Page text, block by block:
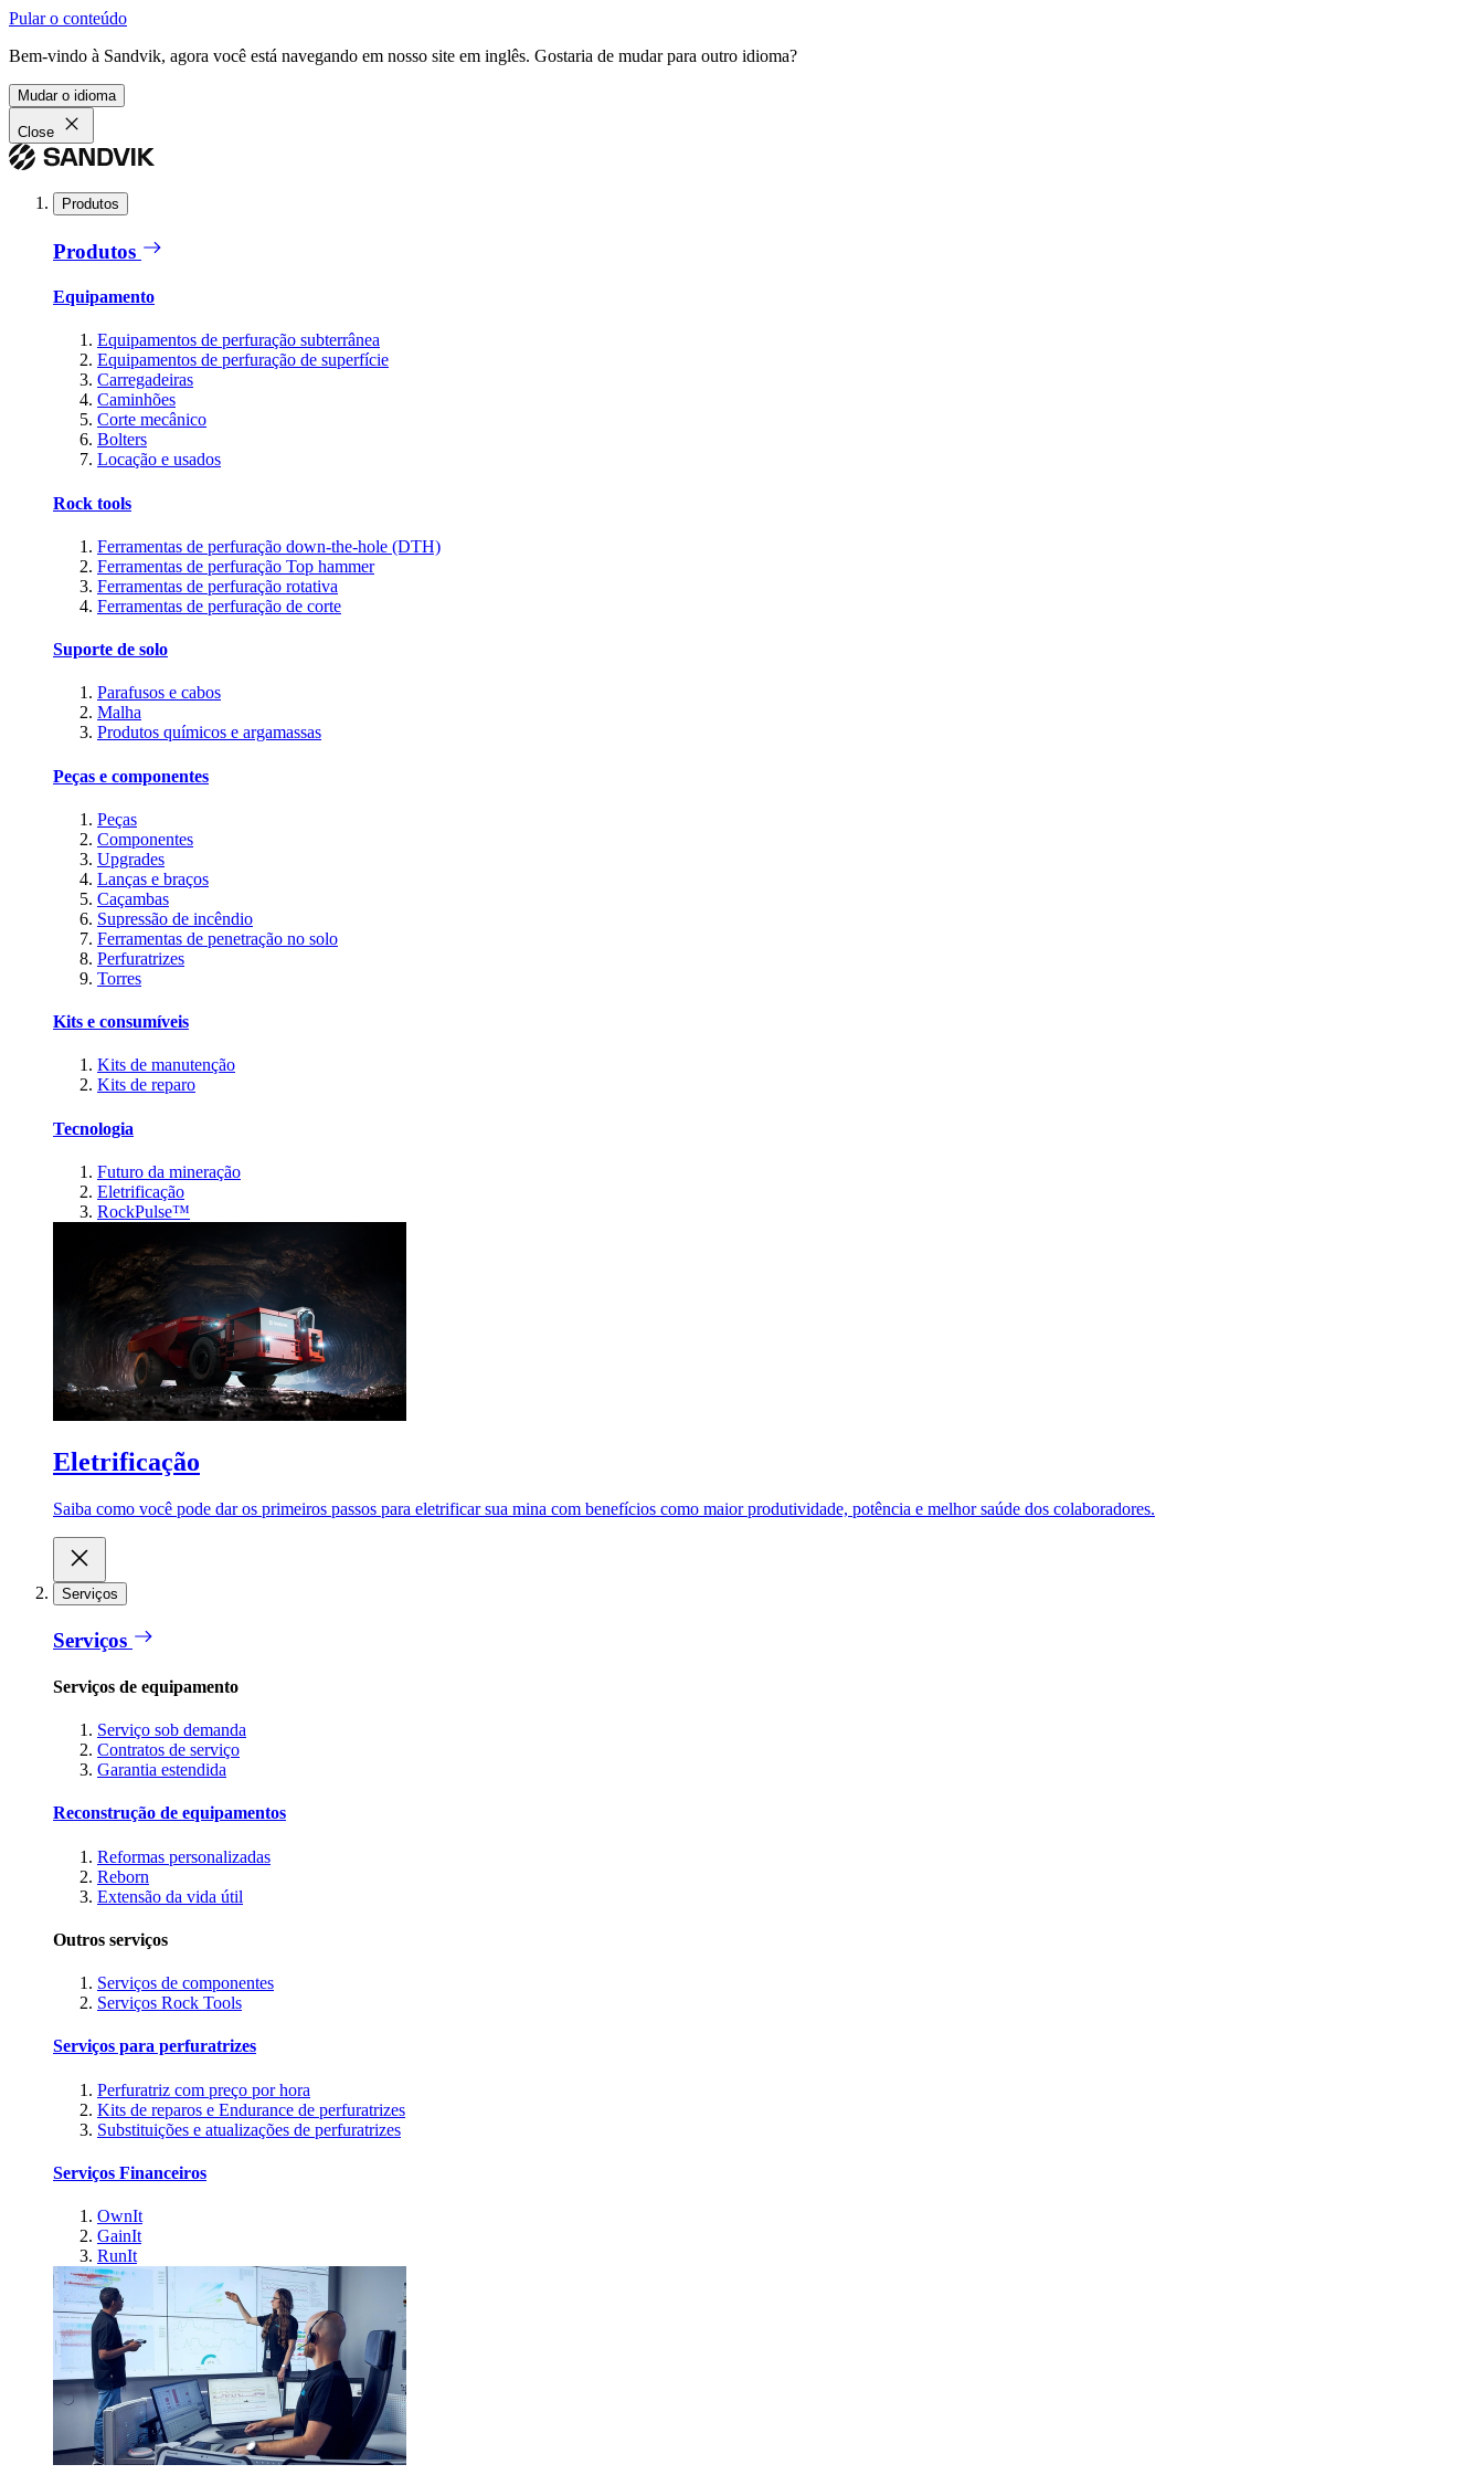
Pular o conteúdo
Bem-vindo à Sandvik, agora você está navegando em nosso site em inglês. Gostaria de mudar para outro idioma?
Mudar o idioma
Close
Produtos
Produtos
Equipamento
Equipamentos de perfuração subterrânea
Equipamentos de perfuração de superfície
Carregadeiras
Caminhões
Corte mecânico
Bolters
Locação e usados
Rock tools
Ferramentas de perfuração down-the-hole (DTH)
Ferramentas de perfuração Top hammer
Ferramentas de perfuração rotativa
Ferramentas de perfuração de corte
Suporte de solo
Parafusos e cabos
Malha
Produtos químicos e argamassas
Peças e componentes
Peças
Componentes
Upgrades
Lanças e braços
Caçambas
Supressão de incêndio
Ferramentas de penetração no solo
Perfuratrizes
Torres
Kits e consumíveis
Kits de manutenção
Kits de reparo
Tecnologia
Futuro da mineração
Eletrificação
RockPulse™
Eletrificação
Saiba como você pode dar os primeiros passos para eletrificar sua mina com benefícios como maior produtividade, potência e melhor saúde dos colaboradores.
Serviços
Serviços
Serviços de equipamento
Serviço sob demanda
Contratos de serviço
Garantia estendida
Reconstrução de equipamentos
Reformas personalizadas
Reborn
Extensão da vida útil
Outros serviços
Serviços de componentes
Serviços Rock Tools
Serviços para perfuratrizes
Perfuratriz com preço por hora
Kits de reparos e Endurance de perfuratrizes
Substituições e atualizações de perfuratrizes
Serviços Financeiros
OwnIt
GainIt
RunIt